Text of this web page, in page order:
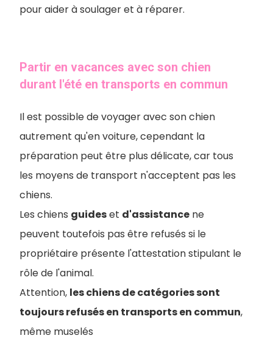
pour aider à soulager et à réparer.
Partir en vacances avec son chien
durant l'été en transports en commun
Il est possible de voyager avec son chien
autrement qu'en voiture, cependant la
préparation peut être plus délicate, car tous
les moyens de transport n'acceptent pas les
chiens.
Les chiens guideset d'assistance ne
peuvent toutefois pas être refusés si le
propriétaire présente l'attestation stipulant le
rôle de l'animal.
Attention, les chiens de catégories sont
toujours refusés en transports en commun,
même muselés